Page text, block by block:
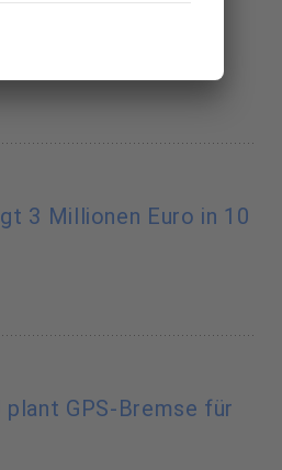
3 Millionen Euro in 10
GPS-Bremse für